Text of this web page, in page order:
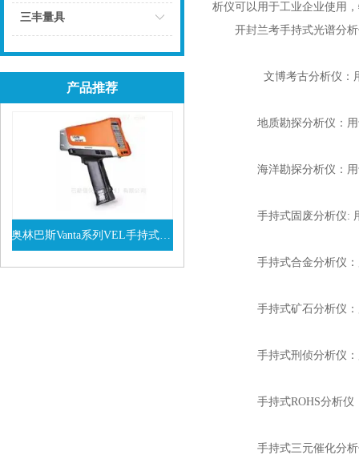
三丰量具
产品推荐
奥林巴斯Vanta系列VEL手持式XRF光谱仪
查看详情
析仪可以用于工业企业使用
开封兰考手持式光谱分
文博考古分析仪：用
地质勘探分析仪：用
海洋勘探分析仪：用
手持式固废分析仪: 用
手持式合金分析仪：
手持式矿石分析仪：
手持式刑侦分析仪：
手持式ROHS分析仪
手持式三元催化分析